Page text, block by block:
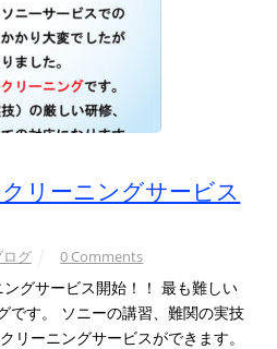
リーニングサービス
ログ 0 Comments
グサービス開始！！ 最も難しい
です。 ソニーの講習、難関の実技
リーニングサービスができます。